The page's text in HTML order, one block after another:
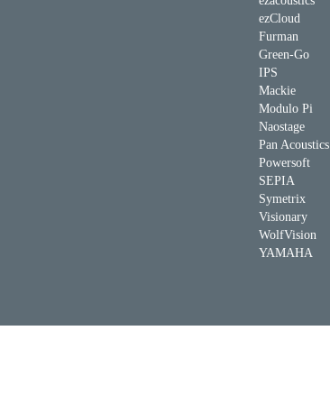
ezCloud
Furman
Green-Go
IPS
Mackie
Modulo Pi
Naostage
Pan Acoustics
Powersoft
SEPIA
Symetrix
Visionary
WolfVision
YAMAHA